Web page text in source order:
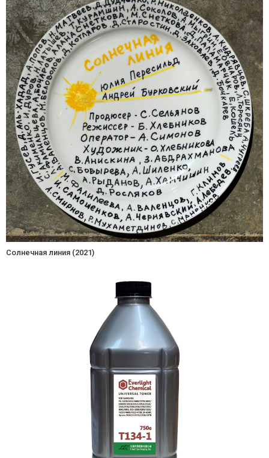
Солнечная линия (2021)